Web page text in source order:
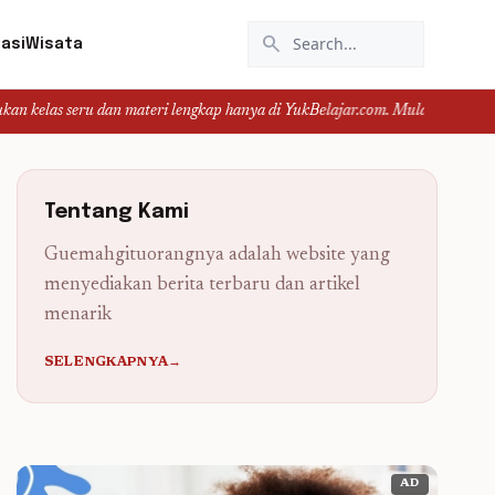
Wisata search
materi lengkap hanya di YukBelajar.com. Mulai langkah suksesmu
Tentang Kami
Guemahgituorangnya adalah website yang
menyediakan berita terbaru dan artikel
menarik
SELENGKAPNYA→
AD